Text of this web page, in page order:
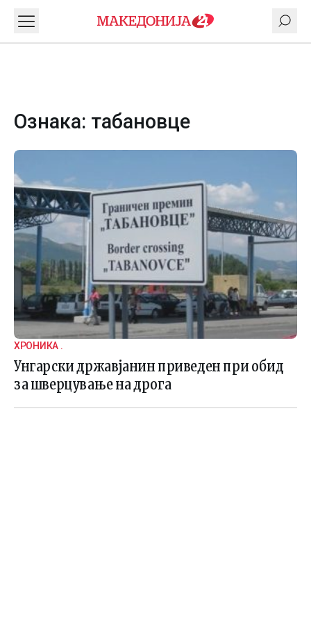
Ознака: табановце
ХРОНИКА .
Унгарски државјанин приведен при обид
за шверцување на дрога